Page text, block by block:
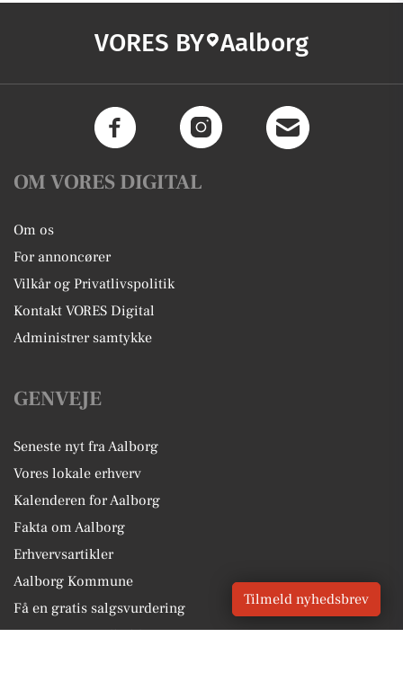
VORES BY Aalborg
OM VORES DIGITAL
Om os
For annoncører
Vilkår og Privatlivspolitik
Kontakt VORES Digital
Administrer samtykke
GENVEJE
Seneste nyt fra Aalborg
Vores lokale erhverv
Kalenderen for Aalborg
Fakta om Aalborg
Erhvervsartikler
Aalborg Kommune
Få en gratis salgsvurdering
Sponsoreret indhold
Tilmeld nyhedsbrev